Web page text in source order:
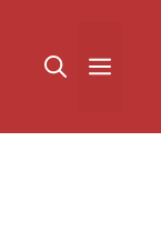
القائمة